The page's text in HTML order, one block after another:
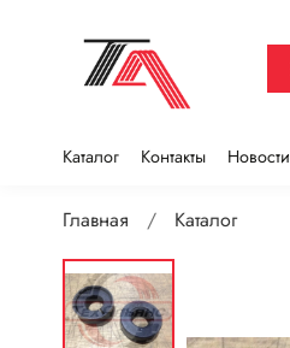
Каталог Контакты Новости
Главная Каталог